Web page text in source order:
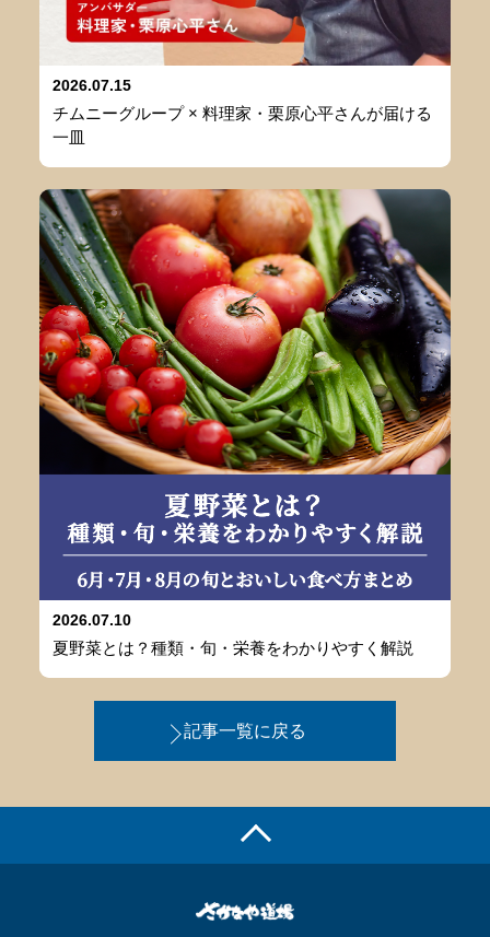
2026.07.15
チムニーグループ × 料理家・栗原心平さんが届ける
一皿
2026.07.10
夏野菜とは？種類・旬・栄養をわかりやすく解説
記事一覧に戻る